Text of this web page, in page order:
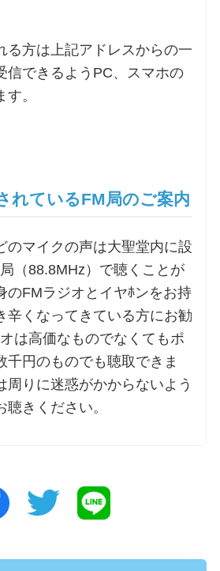
る方は上記アドレスからの一
信できるようPC、スマホの
。
れているFM局のご案内
のマイクの声は大聖堂内に設
（88.8MHz）で聴くことが
のFMラジオとイヤﾎンをお持
辛くなってきている方にお勧
は高価なものでなくてもポ
千円のものでも聴取できま
周りに迷惑がかからないよう
きください。